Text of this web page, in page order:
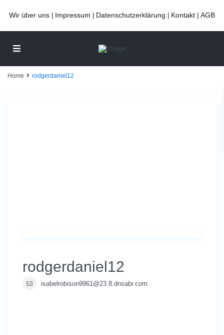
Wir über uns Impressum Datenschutzerklärung Kontakt AGB
Home rodgerdaniel12
rodgerdaniel12
isabelrobison9961@23.8.dnsabr.com